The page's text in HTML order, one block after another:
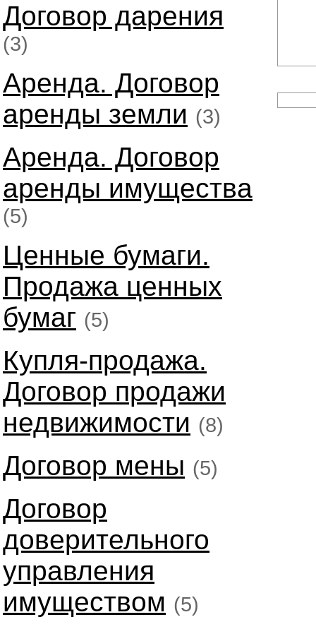
Договор дарения
(3)
Аренда. Договор
аренды земли (3)
Аренда. Договор
аренды имущества
(5)
Ценные бумаги.
Продажа ценных
бумаг (5)
Купля-продажа.
Договор продажи
недвижимости (8)
Договор мены (5)
Договор
доверительного
управления
имуществом (5)